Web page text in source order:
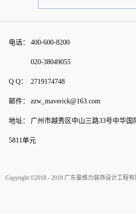
电话： 400-600-8200
020-38049055
Q Q： 2719174748
邮件： zzw_maverick@163.com
地址： 广州市越秀区中山三路33号中华国
5811单元
Copyright ©2018 - 2019 广东曼维力装饰设计工程有